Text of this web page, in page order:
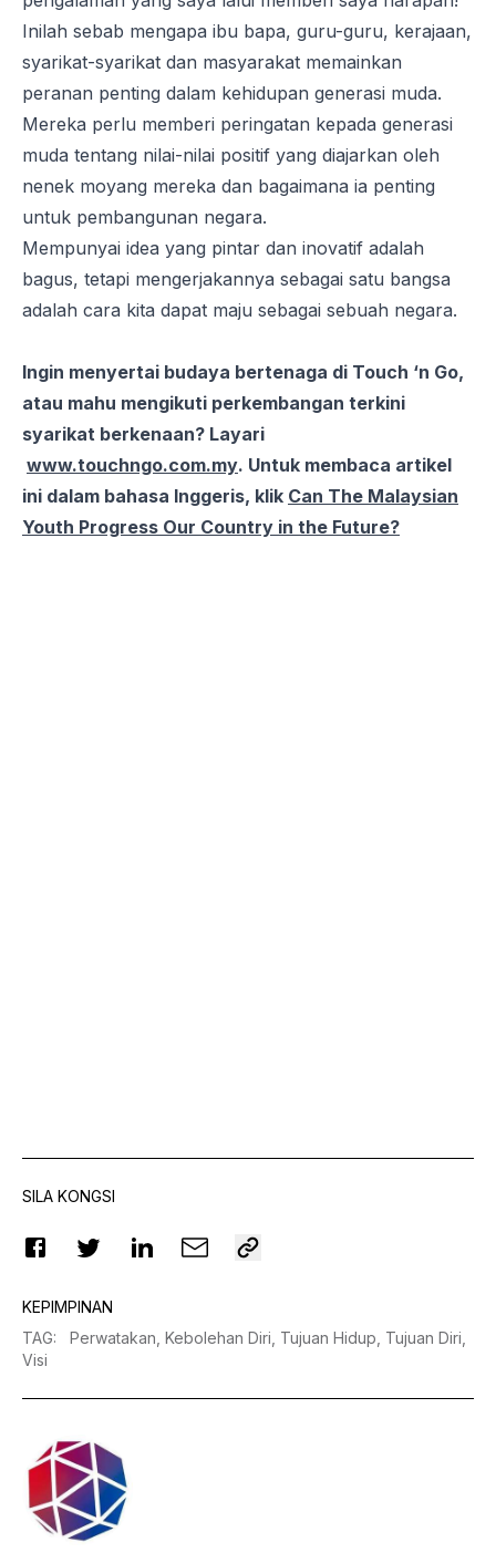
Inilah sebab mengapa ibu bapa, guru-guru, kerajaan,
syarikat-syarikat dan masyarakat memainkan
peranan penting dalam kehidupan generasi muda.
Mereka perlu memberi peringatan kepada generasi
muda tentang nilai-nilai positif yang diajarkan oleh
nenek moyang mereka dan bagaimana ia penting
untuk pembangunan negara.
Mempunyai idea yang pintar dan inovatif adalah
bagus, tetapi mengerjakannya sebagai satu bangsa
adalah cara kita dapat maju sebagai sebuah negara.
Ingin menyertai budaya bertenaga di Touch ‘n Go,
atau mahu mengikuti perkembangan terkini
syarikat berkenaan? Layari
www.touchngo.com.my. Untuk membaca artikel
ini dalam bahasa Inggeris, klik Can The Malaysian
Youth Progress Our Country in the Future?
SILA KONGSI
KEPIMPINAN
TAG: Perwatakan, Kebolehan Diri, Tujuan Hidup, Tujuan Diri,
Visi